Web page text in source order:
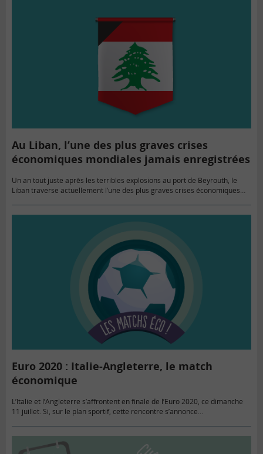
Au Liban, l’une des plus graves crises
économiques mondiales jamais enregistrées
Un an tout juste après les terribles explosions au port de Beyrouth, le
Liban traverse actuellement l’une des plus graves crises économiques
Euro 2020 : Italie-Angleterre, le match
économique
L’Italie et l’Angleterre s’affrontent en finale de l’Euro 2020, ce dimanche
11 juillet. Si, sur le plan sportif, cette rencontre s’annonce